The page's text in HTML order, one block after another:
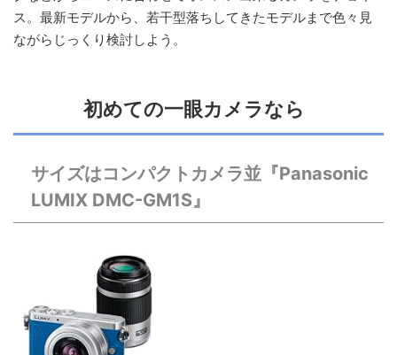
ス。最新モデルから、若干型落ちしてきたモデルまで色々見
ながらじっくり検討しよう。
初めての一眼カメラなら
サイズはコンパクトカメラ並『Panasonic
LUMIX DMC-GM1S』